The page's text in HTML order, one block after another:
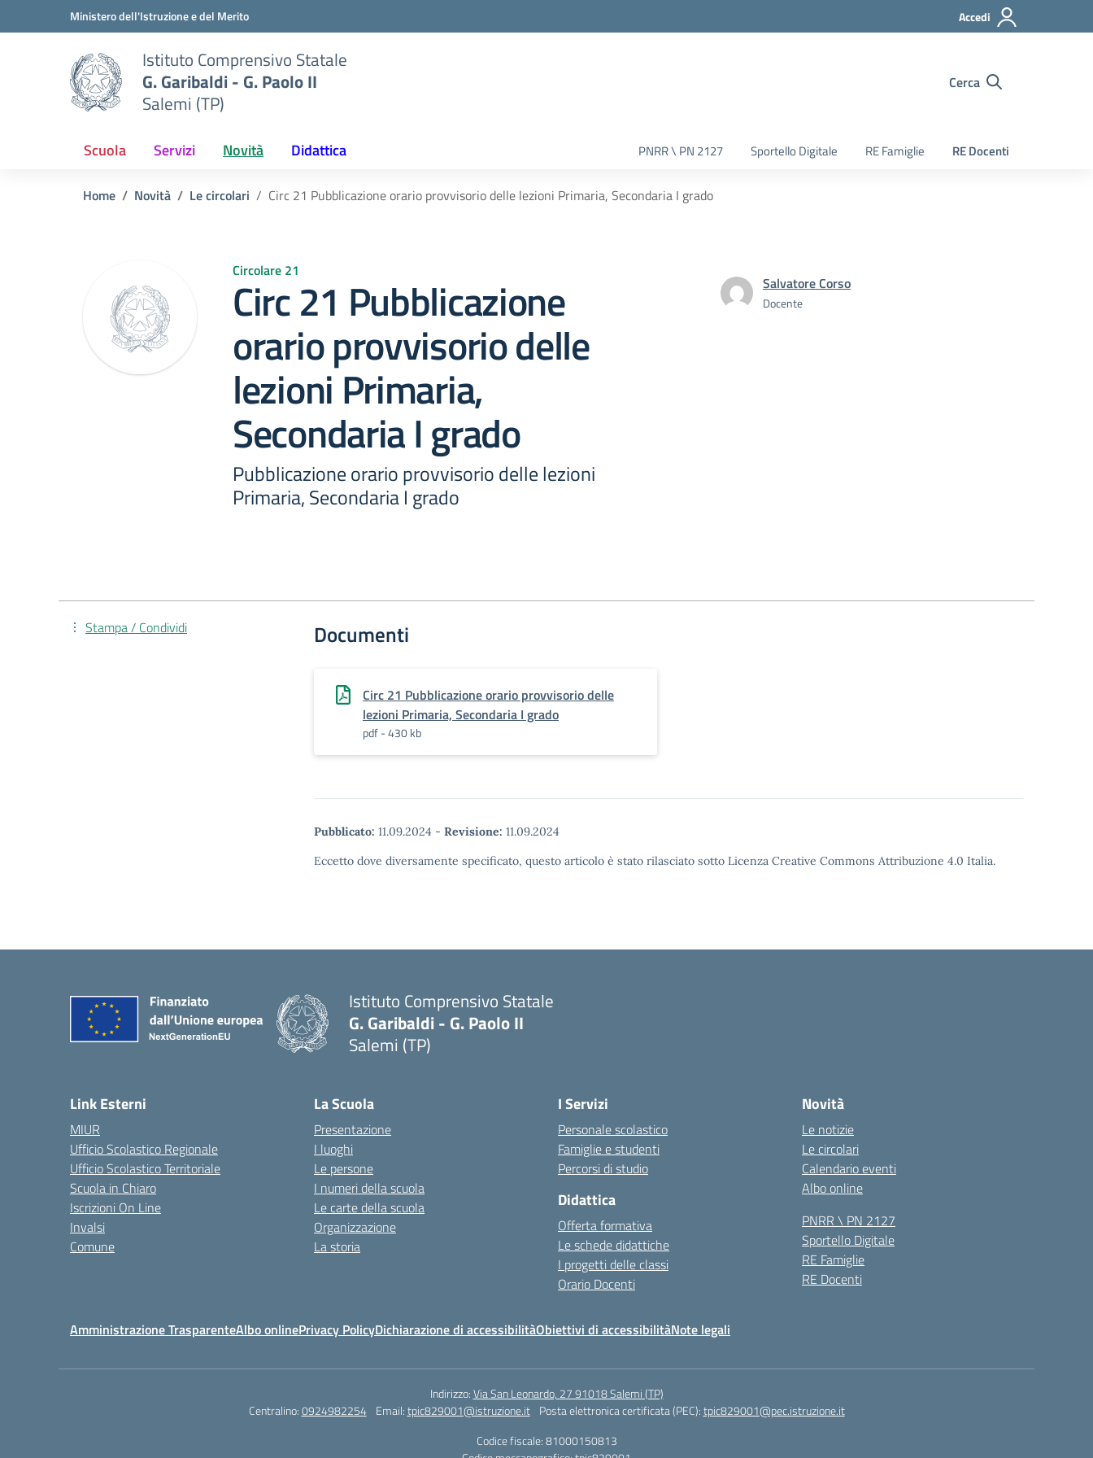
Vai ai contenuti
Vai al menu di navigazioneMinistero dell'Istruzione e del Merito Accedi
Istituto Comprensivo Statale
G. Garibaldi - G. Paolo II
Salemi (TP)
Cerca
Scuola Servizi Novità Didattica PNRR \ PN 2127 Sportello Digitale RE Famiglie RE Docenti
Home Novità Le circolari Circ 21 Pubblicazione orario provvisorio delle lezioni Primaria, Secondaria I grado
Circolare 21
Circ 21 Pubblicazione
orario provvisorio delle
lezioni Primaria,
Secondaria I grado
Pubblicazione orario provvisorio delle lezioni
Primaria, Secondaria I grado
Salvatore Corso
Docente
Documenti
Circ 21 Pubblicazione orario provvisorio delle
lezioni Primaria, Secondaria I grado
pdf - 430 kb
Pubblicato: 11.09.2024 - Revisione: 11.09.2024
Eccetto dove diversamente specificato, questo articolo è stato rilasciato sotto Licenza Creative Commons Attribuzione 4.0 Italia.
Stampa / Condividi
Istituto Comprensivo Statale
G. Garibaldi - G. Paolo II
Salemi (TP)
Link Esterni
MIUR
Ufficio Scolastico Regionale
Ufficio Scolastico Territoriale
Scuola in Chiaro
Iscrizioni On Line
Invalsi
Comune
La Scuola
Presentazione
I luoghi
Le persone
I numeri della scuola
Le carte della scuola
Organizzazione
La storia
I Servizi
Personale scolastico
Famiglie e studenti
Percorsi di studio
Didattica
Offerta formativa
Le schede didattiche
I progetti delle classi
Orario Docenti
Novità
Le notizie
Le circolari
Calendario eventi
Albo online
PNRR \ PN 2127
Sportello Digitale
RE Famiglie
RE Docenti
Amministrazione TrasparenteAlbo onlinePrivacy PolicyDichiarazione di accessibilitàObiettivi di accessibilitàNote legali
Indirizzo:Via San Leonardo, 27 91018 Salemi (TP)
Centralino:0924982254 Email:tpic829001@istruzione.it Posta elettronica certificata (PEC):tpic829001@pec.istruzione.it
Codice fiscale: 81000150813